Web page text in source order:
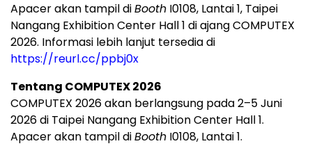
Apacer akan tampil diBooth I0108, Lantai 1, Taipei
Nangang Exhibition Center Hall 1 di ajang COMPUTEX
2026. Informasi lebih lanjut tersedia di
https://reurl.cc/ppbj0x
Tentang COMPUTEX 2026
COMPUTEX 2026 akan berlangsung pada 2–5 Juni
2026 di Taipei Nangang Exhibition Center Hall 1.
Apacer akan tampil diBooth I0108, Lantai 1.